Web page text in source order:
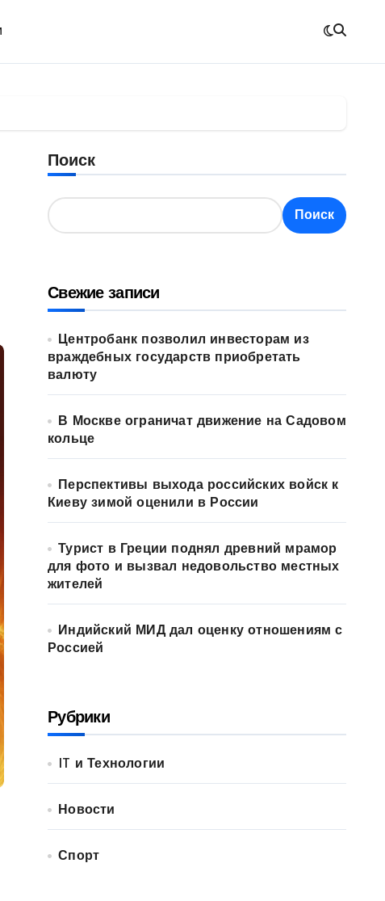
Поиск
Поиск
Свежие записи
Центробанк позволил инвесторам из
враждебных государств приобретать
валюту
В Москве ограничат движение на Садовом
кольце
Перспективы выхода российских войск к
Киеву зимой оценили в России
Турист в Греции поднял древний мрамор
для фото и вызвал недовольство местных
жителей
Индийский МИД дал оценку отношениям с
Россией
Рубрики
IT и Технологии
Новости
Спорт